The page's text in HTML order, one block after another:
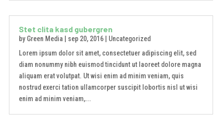
Stet clita kasd gubergren
by Green Media sep 20, 2016| Uncategorized
Lorem ipsum dolor sit amet, consectetuer adipiscing elit, sed
diam nonummy nibh euismod tincidunt ut laoreet dolore magna
aliquam erat volutpat. Ut wisi enim ad minim veniam, quis
nostrud exerci tation ullamcorper suscipit lobortis nisl ut wisi
enim ad minim veniam,...